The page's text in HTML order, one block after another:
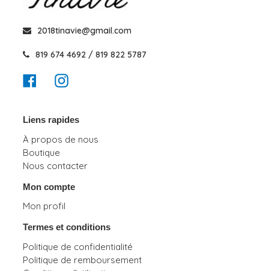
2018tinavie@gmail.com
819 674 4692 / 819 822 5787
FacebookInstagram
Liens rapides
À propos de nous
Boutique
Nous contacter
Mon compte
Mon profil
Termes et conditions
Politique de confidentialité
Politique de remboursement